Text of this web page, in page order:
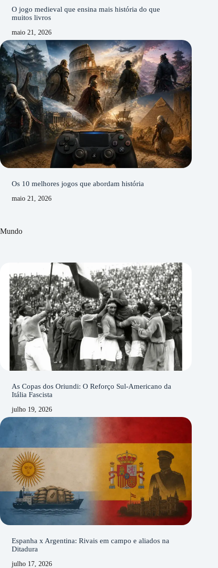
O jogo medieval que ensina mais história do que
muitos livros
maio 21, 2026
Os 10 melhores jogos que abordam história
maio 21, 2026
Mundo
As Copas dos Oriundi: O Reforço Sul-Americano da
Itália Fascista
julho 19, 2026
Espanha x Argentina: Rivais em campo e aliados na
Ditadura
julho 17, 2026